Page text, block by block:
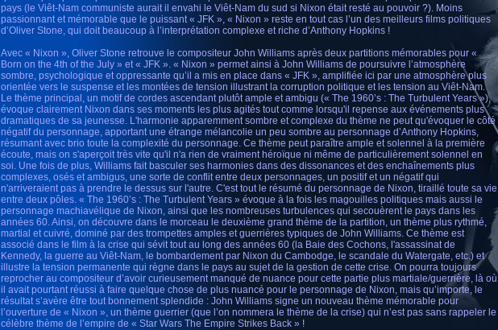
pays (le Viêt-Nam communiste aurait il envahi le Viêt-Nam du sud si Nixon était resté au pouvoir ?). Moins
passionnant et mémorable que le puissant « JFK », « Nixon » reste en tout cas l’un des meilleurs films politiques
d’Oliver Stone, qui doit beaucoup à l’interprétation complexe et riche d’Anthony Hopkins !
Avec « Nixon », Oliver Stone retrouve le compositeur John Williams après deux partitions mémorables pour «
Born on the 4th of the July » et « JFK ». « Nixon » permet ainsi à John Williams de poursuivre l’atmosphère
sombre, psychologique et oppressante qu’il a mis en place dans « JFK », amplifiée ici par une atmosphère plus
orientée vers le suspense et les montées de tension illustrant la corruption politique et les tension au Viêt-Nam.
Le thème principal, un motif de cordes ascendant plutôt ample et ambigu (« The 1960’s : The Turbulent Years »),
évoque clairement Nixon dans ses moments les plus agités tout comme lorsqu'il repense aux événements plus
dramatiques de sa jeunesse. L'harmonie apparemment sombre et complexe du thème ne peut qu'évoquer le côté
négatif du personnage, apportant une étrange mélancolie un peu sombre au personnage d’Anthony Hopkins,
résumant avec brio toute la complexité du personnage. Ce thème peut paraître ample et solennel à la première
écoute, mais on s'aperçoit très vite qu'il n'a rien de vraiment héroïque ni même de particulièrement solennel en
soi. Une fois de plus, Williams fait basculer ses harmonies dans des dissonances et des enchaînements plus
complexes, osés et ambigus, une sorte de conflit entre deux personnages, un positif et un négatif qui
n'arriveraient pas à prendre le dessus sur l'autre. C'est tout le résumé du personnage de Nixon, tiraillé toute sa vie
entre deux pôles. « The 1960’s : The Turbulent Years » évoque à la fois les magouilles politiques mais aussi le
personnage machiavélique de Nixon, ainsi que les nombreuses turbulences qui secouèrent le pays dans les
années 60. Ainsi, on découvre dans le morceau le deuxième grand thème de la partition, un thème plus rythmé,
martial et cuivré, dominé par des trompettes amples et guerrières typiques de John Williams. Ce thème est
associé dans le film à la crise qui sévit tout au long des années 60 (la Baie des Cochons, l'assassinat de
Kennedy, la guerre au Viêt-Nam, le bombardement par Nixon du Cambodge, le scandale du Watergate, etc.) et
illustre la tension permanente qui règne dans le pays au sujet de la gestion de cette crise. On pourra toujours
reprocher au compositeur d’avoir curieusement manqué de nuance pour cette partie plus martiale/guerrière, là où
il avait pourtant réussi à faire quelque chose de plus nuancé pour le personnage de Nixon, mais qu’importe, le
résultat s’avère être tout bonnement splendide : John Williams signe un nouveau thème mémorable pour
l’ouverture de « Nixon », un thème guerrier (que l’on nommera le thème de la crise) qui n’est pas sans rappeler le
célèbre thème de l’empire de « Star Wars The Empire Strikes Back » !